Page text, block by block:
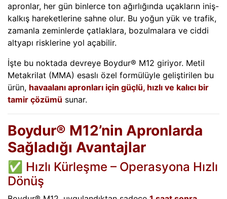
apronlar, her gün binlerce ton ağırlığında uçakların iniş-
kalkış hareketlerine sahne olur. Bu yoğun yük ve trafik,
zamanla zeminlerde çatlaklara, bozulmalara ve ciddi
altyapı risklerine yol açabilir.
İşte bu noktada devreye Boydur® M12 giriyor. Metil
Metakrilat (MMA) esaslı özel formülüyle geliştirilen bu
ürün, havaalanı apronları için güçlü, hızlı ve kalıcı bir
tamir çözümü sunar.
Boydur® M12’nin Apronlarda
Sağladığı Avantajlar
✅ Hızlı Kürleşme – Operasyona Hızlı
Dönüş